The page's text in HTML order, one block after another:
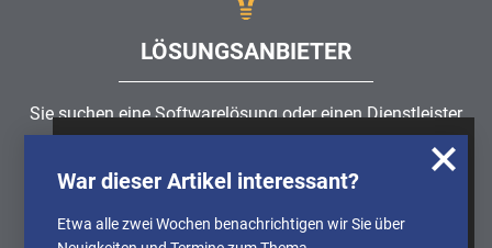
Informationen über die Nutzung unserer
Webseite zu erhalten und unser Angebot so
LÖSUNGSANBIETER
Sie suchen eine Softwarelösung oder einen Dienstleister
rund um die ThemenRisikomanagement,GRC, IKS oder
ISMS?
Partner finden
War dieser Artikel interessant?
Etwa alle zwei Wochen benachrichtigen wir Sie über